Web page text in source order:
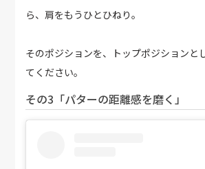
ら、肩をもうひとひねり。
そのポジションを、トップポジションと
てください。
その3「パターの距離感を磨く」